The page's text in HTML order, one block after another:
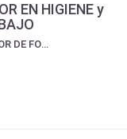
EN HIGIENE y
SUETRA - INSTITUTO SUPERIOR DE FORMACIÓN DOCENTE